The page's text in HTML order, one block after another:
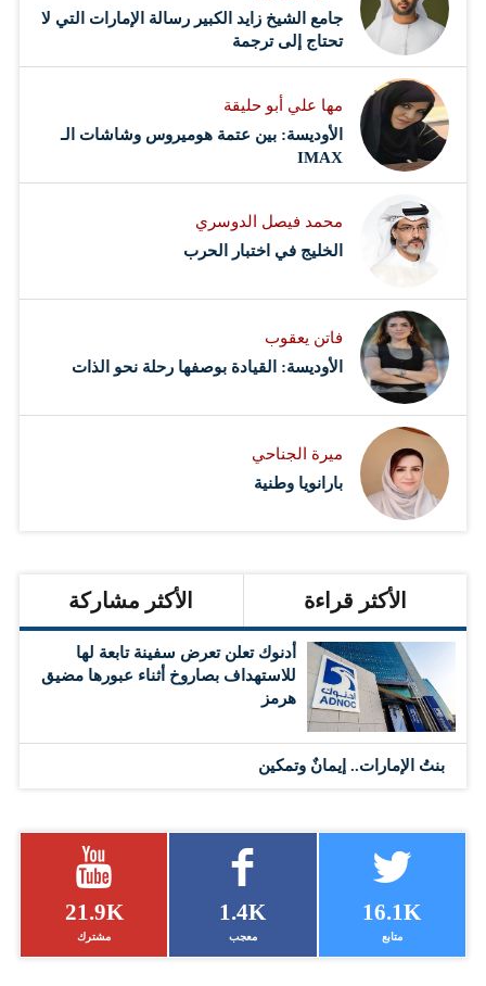
جامع الشيخ زايد الكبير رسالة الإمارات التي لا
تحتاج إلى ترجمة
مها علي أبو حليقة
الأوديسة: بين عتمة هوميروس وشاشات الـ
IMAX
محمد فيصل الدوسري ​
‏الخليج في اختبار الحرب
فاتن يعقوب
الأوديسة: القيادة بوصفها رحلة نحو الذات
ميرة الجناحي
بارانويا وطنية
الأكثر قراءة الأكثر مشاركة
أدنوك تعلن تعرض سفينة تابعة لها
للاستهداف بصاروخ أثناء عبورها مضيق
هرمز
بنتُ الإمارات.. إيمانٌ وتمكين
21.9K
مشترك
1.4K
معجب
16.1K
متابع